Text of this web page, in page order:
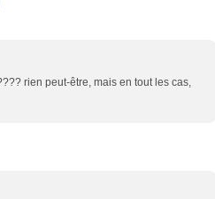
rien peut-être, mais en tout les cas,